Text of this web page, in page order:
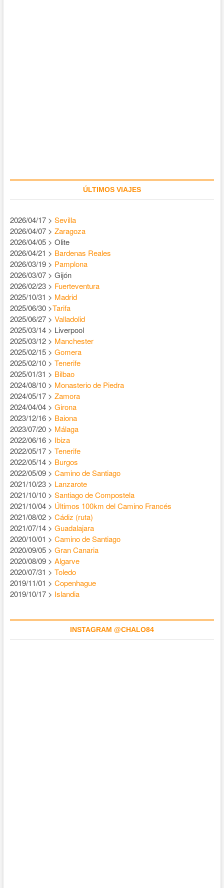
ÚLTIMOS VIAJES
2026/04/17 > Sevilla
2026/04/07 > Zaragoza
2026/04/05 > Olite
2026/04/21 > Bardenas Reales
2026/03/19 > Pamplona
2026/03/07 > Gijón
2026/02/23 > Fuerteventura
2025/10/31 > Madrid
2025/06/30 >Tarifa
2025/06/27 > Valladolid
2025/03/14 > Liverpool
2025/03/12 > Manchester
2025/02/15 > Gomera
2025/02/10 > Tenerife
2025/01/31 > Bilbao
2024/08/10 > Monasterio de Piedra
2024/05/17 > Zamora
2024/04/04 > Girona
2023/12/16 > Baiona
2023/07/20 > Málaga
2022/06/16 > Ibiza
2022/05/17 > Tenerife
2022/05/14 > Burgos
2022/05/09 > Camino de Santiago
2021/10/23 > Lanzarote
2021/10/10 > Santiago de Compostela
2021/10/04 > Últimos 100km del Camino Francés
2021/08/02 > Cádiz (ruta)
2021/07/14 > Guadalajara
2020/10/01 > Camino de Santiago
2020/09/05 > Gran Canaria
2020/08/09 > Algarve
2020/07/31 > Toledo
2019/11/01 > Copenhague
2019/10/17 > Islandia
INSTAGRAM @CHALO84